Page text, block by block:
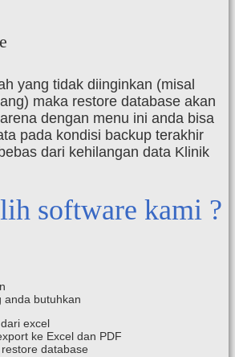
yang tidak diinginkan (misal
maka restore database akan
dengan menu ini anda bisa
pada kondisi backup terakhir
dari kehilangan data Klinik
software kami ?
anda butuhkan
excel
ke Excel dan PDF
database